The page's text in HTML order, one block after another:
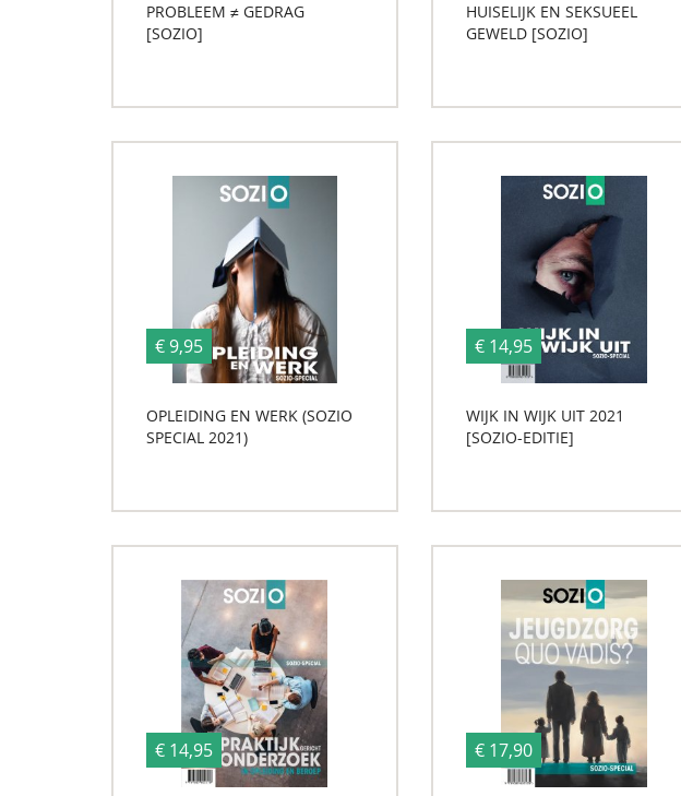
PROBLEEM ≠ GEDRAG
[SOZIO]
HUISELIJK EN SEKSUEEL
GEWELD [SOZIO]
€ 9,95
OPLEIDING EN WERK (SOZIO
SPECIAL 2021)
€ 14,95
WIJK IN WIJK UIT 2021
[SOZIO-EDITIE]
€ 14,95 € 17,90